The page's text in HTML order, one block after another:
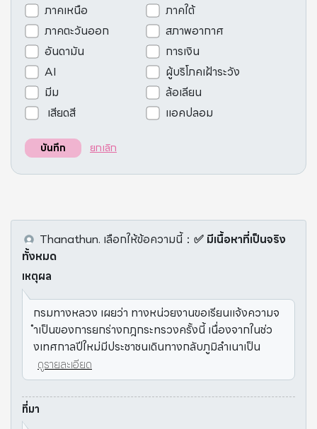
ภาคเหนือ
ภาคใต้
ภาคตะวันออก
สภาพอากาศ
อันดามัน
การเงิน
AI
ผู้บริโภคเฝ้าระวัง
มีม
ล้อเลียน
เสียดสี
แอคปลอม
บันทึก ยกเลิก
Thanathun. เลือกให้ข้อความนี้： ✅ มีเนื้อหาที่เป็นจริง
ทั้งหมด
เหตุผล
กรมทางหลวง เผยว่า ทางหน่วยงานขอเรียนแจ้งความจ
ำเป็นของการยกร่างกฎกระทรวงครั้งนี้ เนื่องจากในช่ว
งเทศกาลปีใหม่มีประชาชนเดินทางกลับภูมิลำเนาเป็น
ดูรายละเอียด
ที่มา